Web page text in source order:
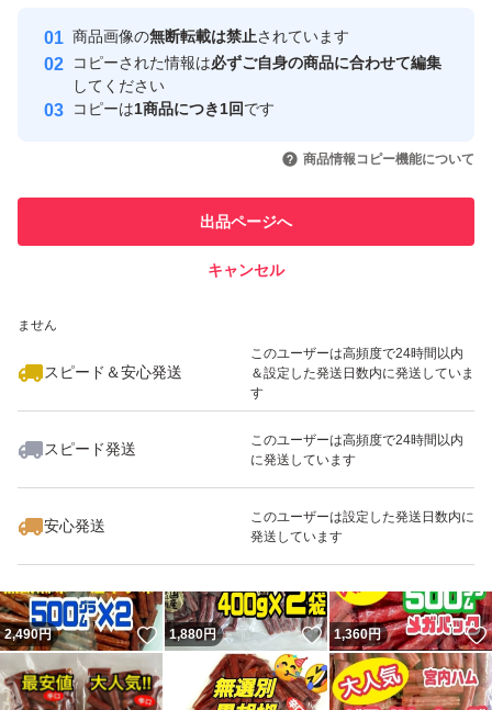
◎即購入可能です。
宜しくお願いします。
す。届きましたら、冷蔵庫に入れてくださればおちつい
直射日光および高温多湿の所を避け、常温で保存して下さ
開封されましたら、冷蔵庫で保管して下さい。
梱包後重量が1キロを超える為にネコポスでは発送が出来
郵便局のゆうパケットポスト(ポスト投函)で発送させて頂
きます。
最安値価格でアップさせて頂いておりますので
値下げ交渉はご遠慮願ますm(_ _)m
安心取引出品者
心・安全なユーザーです
取引実績
引を完了させた実績があります
での取引実績があります
ません
スピード＆安心発送
このユーザーは高頻度で24時間以内
＆設定した発送日数内に発送していま
す
スピード発送
このユーザーは高頻度で24時間以内
に発送しています
安心発送
このユーザーは設定した発送日数内に
発送しています
商品画像の無断転載は禁止されています
コピーされた情報は必ずご自身の商品に合わせて編集
してください
コピーは1商品につき1回です
商品情報コピー機能について
出品ページへ
キャンセル
いいね！
1,449
2,490円 いいね！
1,880円 いいね！
1,360円